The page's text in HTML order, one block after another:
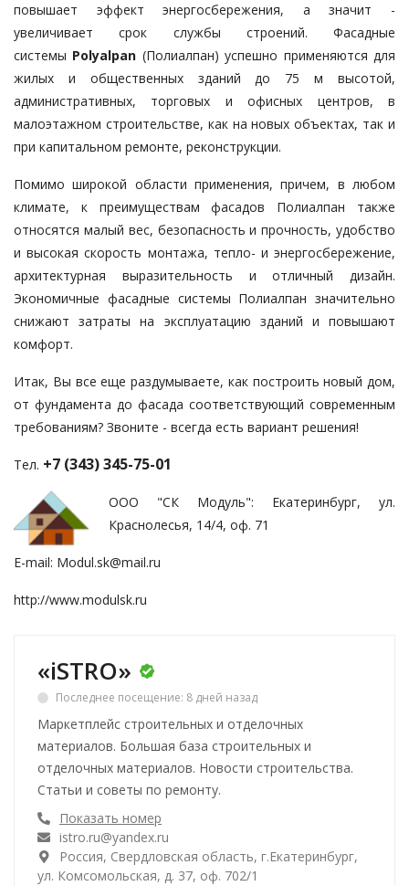
повышает эффект энергосбережения, а значит -
увеличивает срок службы строений. Фасадные
системы Polyalpan (Полиалпан) успешно применяются для
жилых и общественных зданий до 75 м высотой,
административных, торговых и офисных центров, в
малоэтажном строительстве, как на новых объектах, так и
при капитальном ремонте, реконструкции.
Помимо широкой области применения, причем, в любом
климате, к преимуществам фасадов Полиалпан также
относятся малый вес, безопасность и прочность, удобство
и высокая скорость монтажа, тепло- и энергосбережение,
архитектурная выразительность и отличный дизайн.
Экономичные фасадные системы Полиалпан значительно
снижают затраты на эксплуатацию зданий и повышают
комфорт.
Итак, Вы все еще раздумываете, как построить новый дом,
от фундамента до фасада соответствующий современным
требованиям? Звоните - всегда есть вариант решения!
Тел. +7 (343) 345-75-01
ООО "СК Модуль": Екатеринбург, ул.
Краснолесья, 14/4, оф. 71
E-mail: Modul.sk@mail.ru
http://www.modulsk.ru
«iSTRO»
Последнее посещение: 8 дней назад
Маркетплейс строительных и отделочных
материалов. Большая база строительных и
отделочных материалов. Новости строительства.
Статьи и советы по ремонту.
Показать номер
istro.ru@yandex.ru
Россия, Свердловская область, г.Екатеринбург,
ул. Комсомольская, д. 37, оф. 702/1